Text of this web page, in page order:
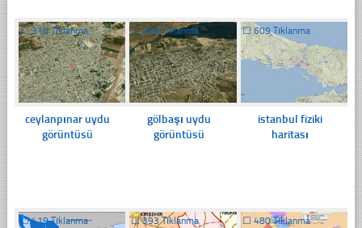
☐310 Tıklanma
ceylanpınar uydu
görüntüsü
☐298 Tıklanma
gölbaşı uydu
görüntüsü
☐609 Tıklanma
istanbul fiziki
haritası
☐419 Tıklanma ☐393 Tıklanma ☐ 480 Tıklanma